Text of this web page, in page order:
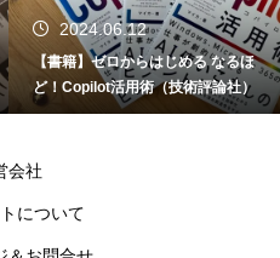
2024.06.12
【書籍】ゼロからはじめる なるほ
ど！Copilot活用術（技術評論社）
会社
について